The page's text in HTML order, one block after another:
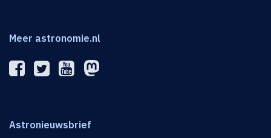
Meer astronomie.nl
Astronieuwsbrief